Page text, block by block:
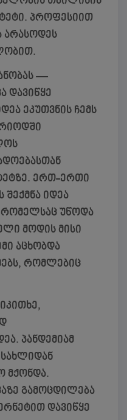
პროფესიით
არასოდეს
—
დავიწყე
ეკუთვნის ჩემს
ერთ-ერთი
შექმნა იდეა
რომელსაც უწოდა
მოდის მისი
აცხობდა
რომლებიც
პანდემიამ
მქონდა.
გამოცდილება
დავიწყე